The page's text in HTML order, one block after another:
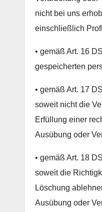
nicht bei uns
einschließlich
• gemäß Art. 16
gespeicherten
• gemäß Art. 17
soweit nicht die
Erfüllung einer
Ausübung oder
• gemäß Art. 18
soweit die
Löschung
Ausübung oder